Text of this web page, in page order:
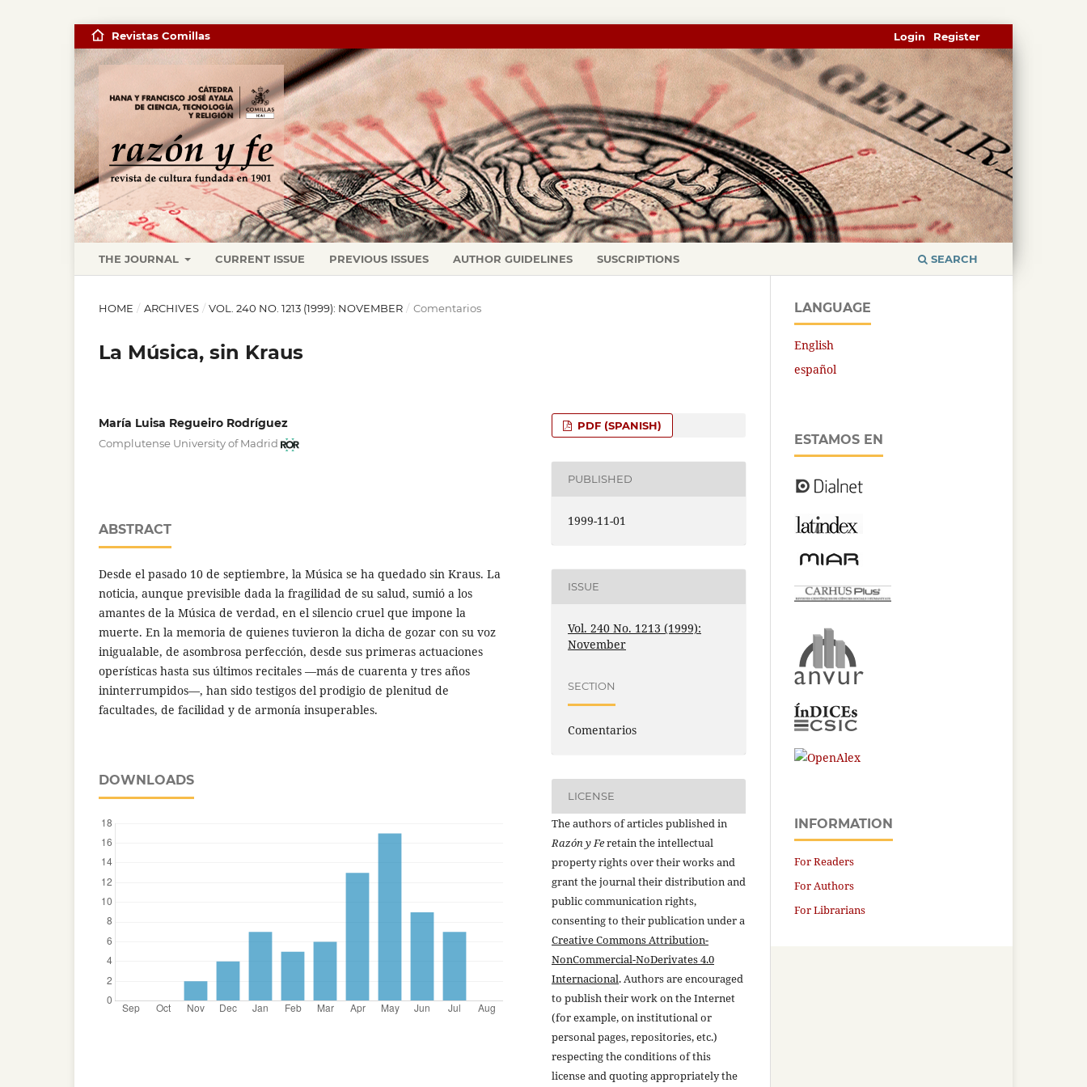
THE JOURNAL CURRENT ISSUE PREVIOUS ISSUES AUTHOR GUIDELINES SUSCRIPTIONS SEARCH
Revistas Comillas Register
Login
HOME / ARCHIVES / VOL. 240 NO. 1213 (1999): NOVEMBER / Comentarios
La Música, sin Kraus
María Luisa Regueiro Rodríguez
Complutense University of Madrid
ABSTRACT
Desde el pasado 10 de septiembre, la Música se ha quedado sin Kraus. La
noticia, aunque previsible dada la fragilidad de su salud, sumió a los
amantes de la Música de verdad, en el silencio cruel que impone la
muerte. En la memoria de quienes tuvieron la dicha de gozar con su voz
inigualable, de asombrosa perfección, desde sus primeras actuaciones
operísticas hasta sus últimos recitales —más de cuarenta y tres años
ininterrumpidos—, han sido testigos del prodigio de plenitud de
facultades, de facilidad y de armonía insuperables.
DOWNLOADS
PDF (SPANISH)
PUBLISHED
1999-11-01
ISSUE
Vol. 240 No. 1213 (1999):
November
SECTION
Comentarios
LICENSE
The authors of articles published in
Razón y Feretain the intellectual
property rights over their works and
grant the journal their distribution and
public communication rights,
consenting to their publication under a
Creative Commons Attribution-
NonCommercial-NoDerivates 4.0
Internacional. Authors are encouraged
to publish their work on the Internet
(for example, on institutional or
personal pages, repositories, etc.)
respecting the conditions of this
license and quoting appropriately the
LANGUAGE
English
español
ESTAMOS EN
INFORMATION
For Readers
For Authors
For Librarians